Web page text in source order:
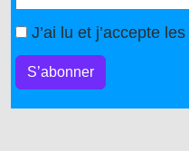
J’ai lu et j’accepte les
S’abonner